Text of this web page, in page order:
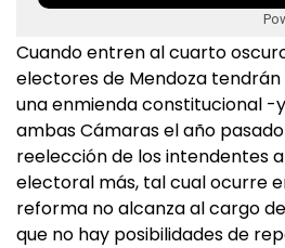
Cuando entren al cuarto
electores de Mendoza tendrán
una enmienda constitucional -
ambas Cámaras el año
reelección de los intendentes
electoral más, tal cual ocurre
reforma no alcanza al cargo
que no hay posibilidades de